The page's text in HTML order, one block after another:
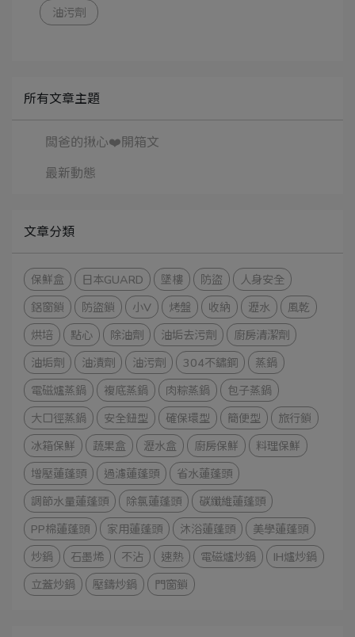
油污劑
所有文章主題
闆爸的揪心❤️開箱文
最新動態
文章分類
保鮮盒 日本GUARD 墜樓 防盜 人身安全
鋁窗鎖 防盜鎖 小V 烤盤 收納 瀝水 風乾
烘培 點心 除油劑 油垢去污劑 廚房清潔劑
油垢劑 油漬劑 油污劑 304不鏽鋼 蒸鍋
電磁爐蒸鍋 複底蒸鍋 肉粽蒸鍋 包子蒸鍋
大口徑蒸鍋 安全鈕型 確保環型 簡便型 旅行鎖
冰箱保鮮 蔬果盒 瀝水盒 廚房保鮮 料理保鮮
增壓蓮蓬頭 過濾蓮蓬頭 省水蓮蓬頭
調節水量蓮蓬頭 除氯蓮蓬頭 碳纖維蓮蓬頭
PP棉蓮蓬頭 家用蓮蓬頭 沐浴蓮蓬頭 美學蓮蓬頭
炒鍋 石墨烯 不沾 速熱 電磁爐炒鍋 IH爐炒鍋
立蓋炒鍋 壓鑄炒鍋 門窗鎖